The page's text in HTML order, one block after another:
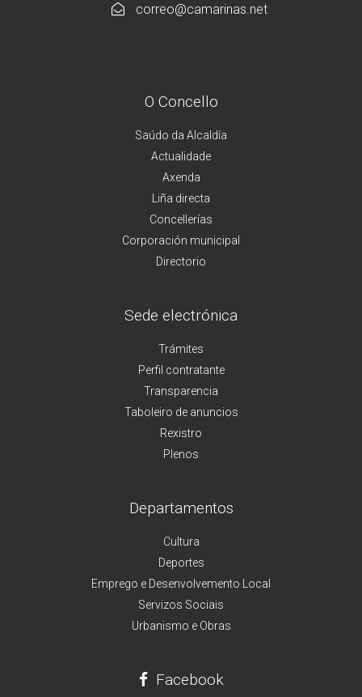
correo@camarinas.net
O Concello
Saúdo da Alcaldía
Actualidade
Axenda
Liña directa
Concellerías
Corporación municipal
Directorio
Sede electrónica
Trámites
Perfil contratante
Transparencia
Taboleiro de anuncios
Rexistro
Plenos
Departamentos
Cultura
Deportes
Emprego e Desenvolvemento Local
Servizos Sociais
Urbanismo e Obras
Facebook